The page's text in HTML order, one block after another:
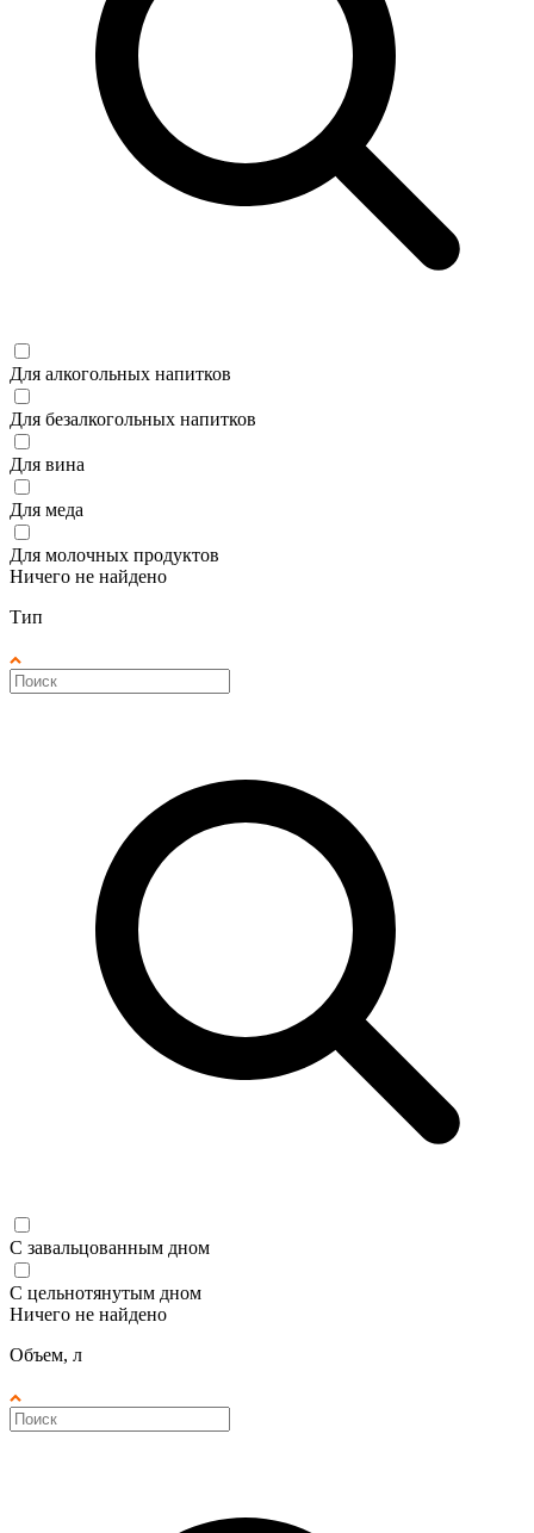
Для алкогольных напитков
Для безалкогольных напитков
Для вина
Для меда
Для молочных продуктов
Ничего не найдено
Тип
С завальцованным дном
С цельнотянутым дном
Ничего не найдено
Объем, л